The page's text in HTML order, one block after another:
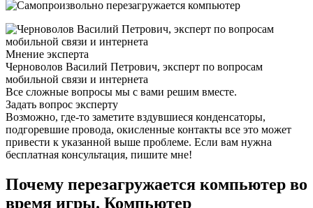
Мнение эксперта
Черноволов Василий Петрович, эксперт по вопросам
мобильной связи и интернета
Все сложные вопросы мы с вами решим вместе.
Задать вопрос эксперту
Возможно, где-то заметите вздувшиеся конденсаторы,
подгоревшие провода, окисленные контакты все это может
привести к указанной выше проблеме. Если вам нужна
бесплатная консультация, пишите мне!
Почему перезагружается компьютер во
время игры. Компьютер